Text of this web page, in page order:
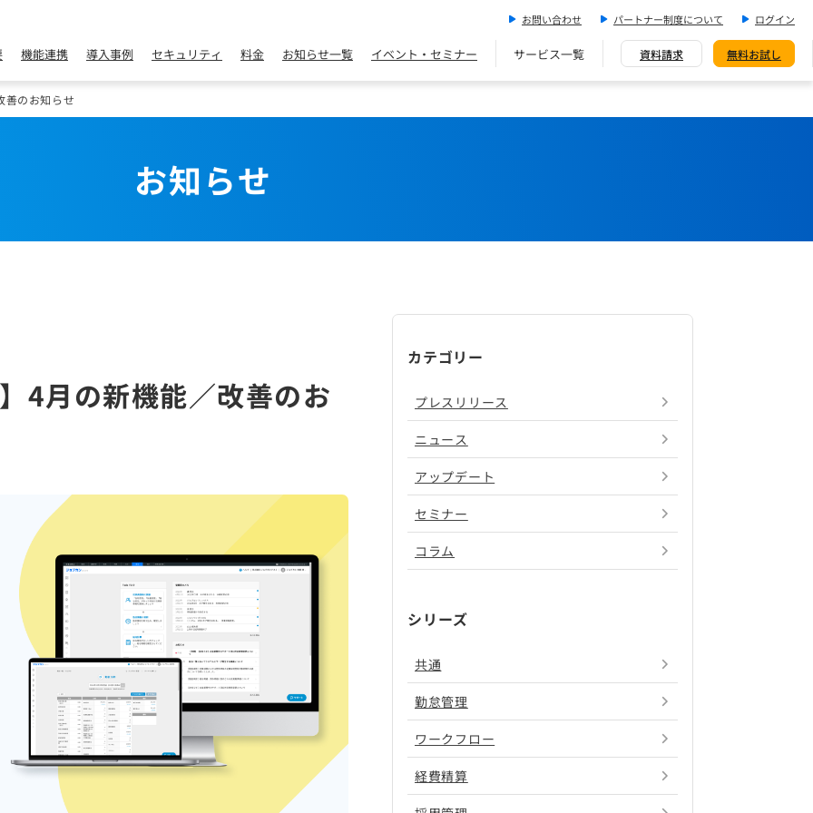
お問い合わせ パートナー制度について ログイン
機能連携 導入事例 セキュリティ 料金 お知らせ一覧 イベント・セミナー サービス一覧 資料請求 無料お試し
善のお知らせ
お知らせ
4月の新機能／改善のお
カテゴリー
プレスリリース
ニュース
アップデート
セミナー
コラム
シリーズ
共通
勤怠管理
ワークフロー
経費精算